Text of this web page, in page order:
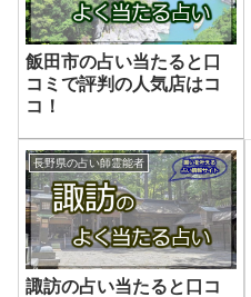
飯田市の占い当たると口
コミで評判の人気店はコ
コ！
長野県の占い師霊能者
諏訪の占い当たると口コ